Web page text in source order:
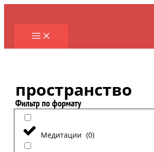
Перейти
содержимому
пространство
Фильтр по формату
Медитации (0)